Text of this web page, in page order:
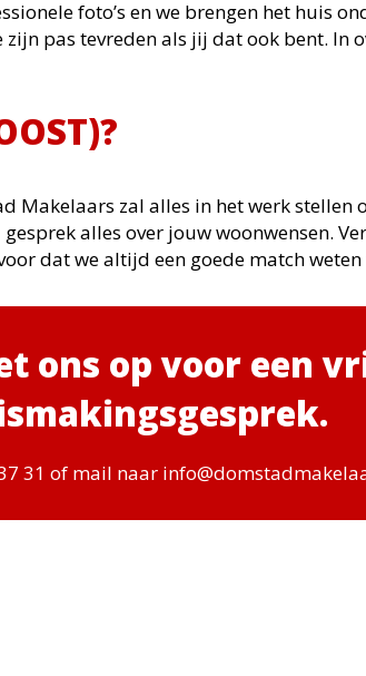
foto’s en we brengen het huis
pas tevreden als jij dat ook bent. In
Makelaars zal alles in het werk
alles over jouw woonwensen.
dat we altijd een goede match weten
ons op voor een
31 of mail naar
Makelaar in
Makelaar in
Makelaar
Makelaar in
Makelaar